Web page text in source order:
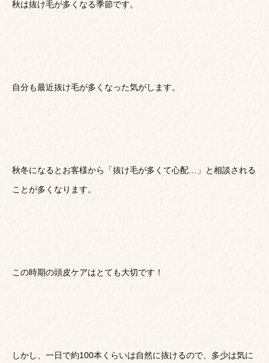
秋は抜け毛が多くなる季節です。
自分も最近抜け毛が多くなった気がします。
秋冬になるとお客様から「抜け毛が多くて心配…」と相談される
ことが多くなります。
この時期の頭皮ケアはとても大切です！
しかし、一日で約100本くらいは自然に抜けるので、多少は気に